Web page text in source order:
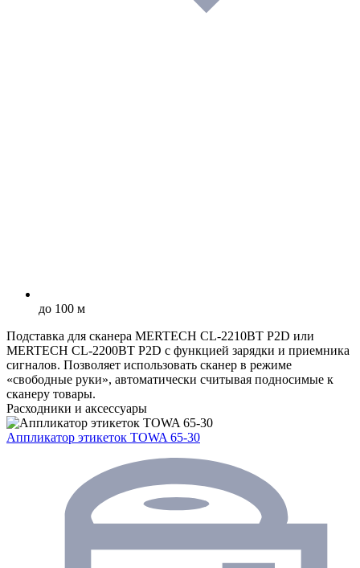
до 100 м
Подставка для сканера MERTECH CL-2210BT P2D или
MERTECH CL-2200BT P2D с функцией зарядки и приемника
сигналов. Позволяет использовать сканер в режиме
«свободные руки», автоматически считывая подносимые к
сканеру товары.
Расходники и аксессуары
Аппликатор этикеток TOWA 65-30